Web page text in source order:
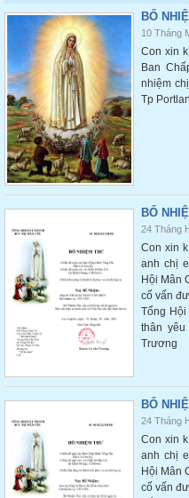
BỔ
10 Tháng
Con xin
Ban
nhiệm
Tp
BỔ
24 Tháng
Con xin
anh chị
Hội Mân
cố vấn
Tổng
thân
Trương
BỔ
24 Tháng
Con xin
anh chị
Hội Mân
cố vấn